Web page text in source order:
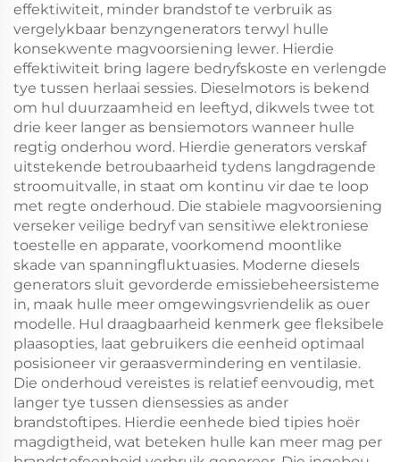
effektiwiteit, minder brandstof te verbruik as
vergelykbaar benzyngenerators terwyl hulle
konsekwente magvoorsiening lewer. Hierdie
effektiwiteit bring lagere bedryfskoste en verlengde
tye tussen herlaai sessies. Dieselmotors is bekend
om hul duurzaamheid en leeftyd, dikwels twee tot
drie keer langer as bensiemotors wanneer hulle
regtig onderhou word. Hierdie generators verskaf
uitstekende betroubaarheid tydens langdragende
stroomuitvalle, in staat om kontinu vir dae te loop
met regte onderhoud. Die stabiele magvoorsiening
verseker veilige bedryf van sensitiwe elektroniese
toestelle en apparate, voorkomend moontlike
skade van spanningfluktuasies. Moderne diesels
generators sluit gevorderde emissiebeheersisteme
in, maak hulle meer omgewingsvriendelik as ouer
modelle. Hul draagbaarheid kenmerk gee fleksibele
plaasopties, laat gebruikers die eenheid optimaal
posisioneer vir geraasvermindering en ventilasie.
Die onderhoud vereistes is relatief eenvoudig, met
langer tye tussen diensessies as ander
brandstoftipes. Hierdie eenhede bied tipies hoër
magdigtheid, wat beteken hulle kan meer mag per